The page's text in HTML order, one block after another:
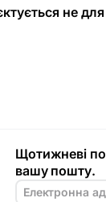
не
Щотижневі
вашу пошту.